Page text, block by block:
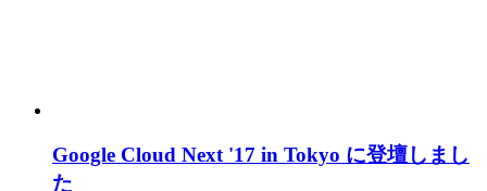
Google Cloud Next '17 in Tokyo に登壇しまし
た